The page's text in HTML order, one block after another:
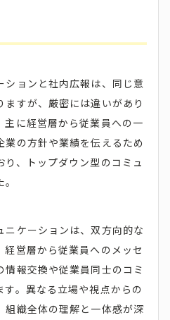
ションと社内広報は、同じ意
すが、厳密には違いがあり
主に経営層から従業員への一
の方針や業績を伝えるため
、トップダウン型のコミュ
ニケーションは、双方向的な
営層から従業員へのメッセ
情報交換や従業員同士のコミ
す。異なる立場や視点からの
組織全体の理解と一体感が深